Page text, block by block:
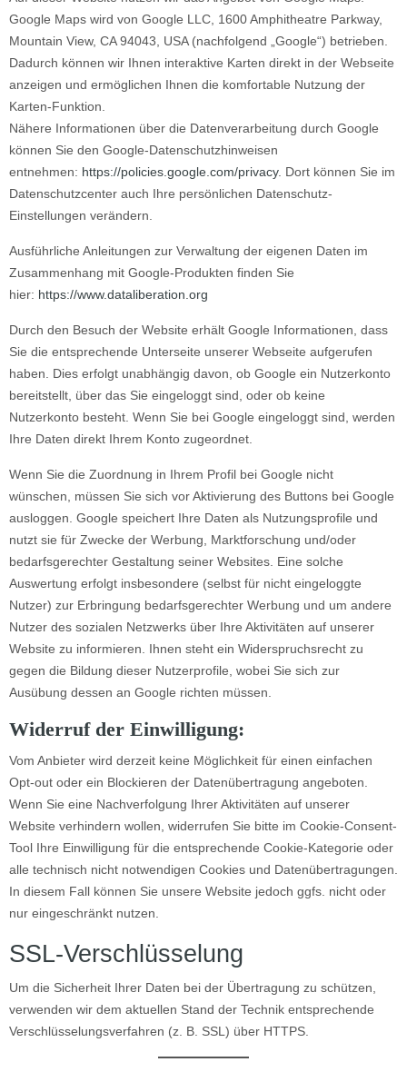
Google Maps wird von Google LLC, 1600 Amphitheatre Parkway,
Mountain View, CA 94043, USA (nachfolgend „Google“) betrieben.
Dadurch können wir Ihnen interaktive Karten direkt in der Webseite
anzeigen und ermöglichen Ihnen die komfortable Nutzung der
Karten-Funktion.
Nähere Informationen über die Datenverarbeitung durch Google
können Sie den Google-Datenschutzhinweisen
entnehmen: https://policies.google.com/privacy. Dort können Sie im
Datenschutzcenter auch Ihre persönlichen Datenschutz-
Einstellungen verändern.
Ausführliche Anleitungen zur Verwaltung der eigenen Daten im
Zusammenhang mit Google-Produkten finden Sie
hier: https://www.dataliberation.org
Durch den Besuch der Website erhält Google Informationen, dass
Sie die entsprechende Unterseite unserer Webseite aufgerufen
haben. Dies erfolgt unabhängig davon, ob Google ein Nutzerkonto
bereitstellt, über das Sie eingeloggt sind, oder ob keine
Nutzerkonto besteht. Wenn Sie bei Google eingeloggt sind, werden
Ihre Daten direkt Ihrem Konto zugeordnet.
Wenn Sie die Zuordnung in Ihrem Profil bei Google nicht
wünschen, müssen Sie sich vor Aktivierung des Buttons bei Google
ausloggen. Google speichert Ihre Daten als Nutzungsprofile und
nutzt sie für Zwecke der Werbung, Marktforschung und/oder
bedarfsgerechter Gestaltung seiner Websites. Eine solche
Auswertung erfolgt insbesondere (selbst für nicht eingeloggte
Nutzer) zur Erbringung bedarfsgerechter Werbung und um andere
Nutzer des sozialen Netzwerks über Ihre Aktivitäten auf unserer
Website zu informieren. Ihnen steht ein Widerspruchsrecht zu
gegen die Bildung dieser Nutzerprofile, wobei Sie sich zur
Ausübung dessen an Google richten müssen.
Widerruf der Einwilligung:
Vom Anbieter wird derzeit keine Möglichkeit für einen einfachen
Opt-out oder ein Blockieren der Datenübertragung angeboten.
Wenn Sie eine Nachverfolgung Ihrer Aktivitäten auf unserer
Website verhindern wollen, widerrufen Sie bitte im Cookie-Consent-
Tool Ihre Einwilligung für die entsprechende Cookie-Kategorie oder
alle technisch nicht notwendigen Cookies und Datenübertragungen.
In diesem Fall können Sie unsere Website jedoch ggfs. nicht oder
nur eingeschränkt nutzen.
SSL-Verschlüsselung
Um die Sicherheit Ihrer Daten bei der Übertragung zu schützen,
verwenden wir dem aktuellen Stand der Technik entsprechende
Verschlüsselungsverfahren (z. B. SSL) über HTTPS.